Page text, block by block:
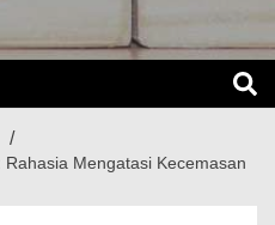
Mengatasi Kecemasan